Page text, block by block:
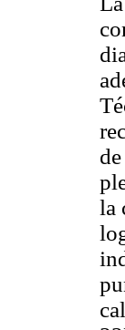
la